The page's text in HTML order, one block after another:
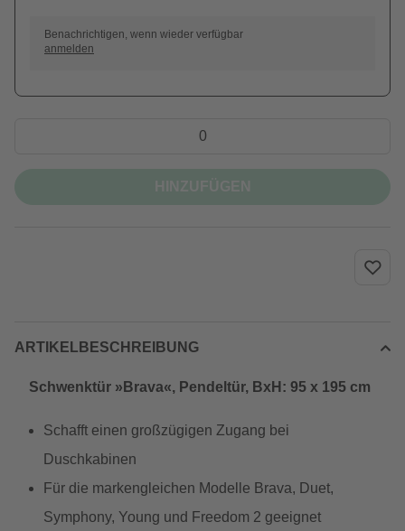
Benachrichtigen, wenn wieder verfügbar
anmelden
ARTIKELBESCHREIBUNG
Schwenktür »Brava«, Pendeltür, BxH: 95 x 195 cm
Schafft einen großzügigen Zugang bei
Duschkabinen
Für die markengleichen Modelle Brava, Duet,
Symphony, Young und Freedom 2 geeignet